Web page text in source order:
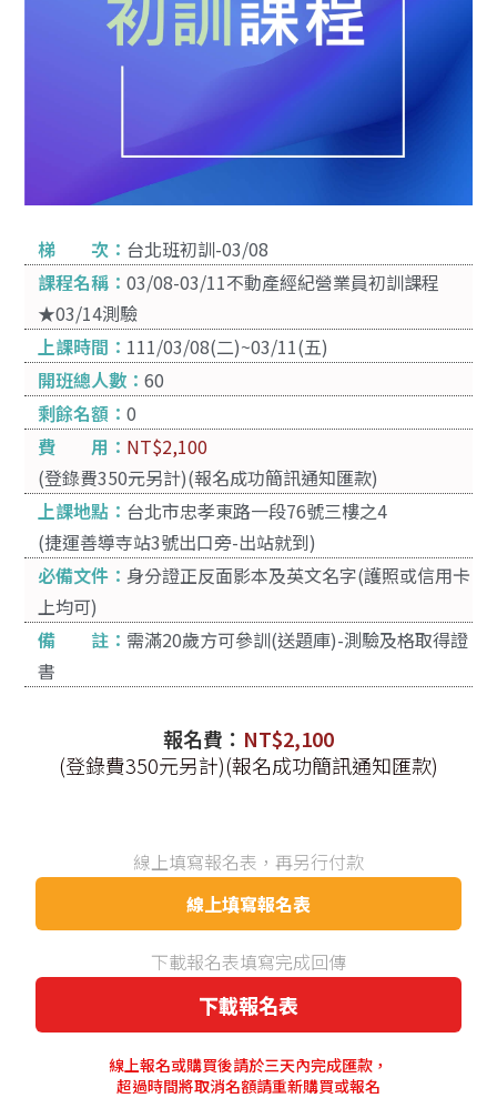
梯 次： 台北班初訓-03/08
課程名稱： 03/08-03/11不動產經紀營業員初訓課程
★03/14測驗
上課時間： 111/03/08(二)~03/11(五)
開班總人數： 60
剩餘名額： 0
費 用： NT$2,100
(登錄費350元另計)(報名成功簡訊通知匯款)
上課地點： 台北市忠孝東路一段76號三樓之4
(捷運善導寺站3號出口旁-出站就到)
必備文件： 身分證正反面影本及英文名字(護照或信用卡
上均可)
備 註： 需滿20歲方可參訓(送題庫)-測驗及格取得證
書
報名費： NT$2,100
(登錄費350元另計)(報名成功簡訊通知匯款)
線上填寫報名表，再另行付款
線上填寫報名表
下載報名表填寫完成回傳
下載報名表
線上報名或購買後請於三天內完成匯款，
超過時間將取消名額請重新購買或報名